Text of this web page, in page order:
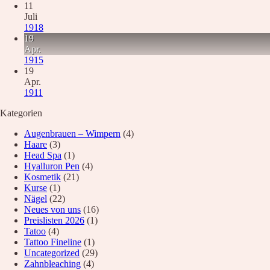
News
Wunschliste
11
Juli
1918
19
Apr.
1915
19
Apr.
1911
Kategorien
Augenbrauen – Wimpern (4)
Haare (3)
Head Spa (1)
Hyalluron Pen (4)
Kosmetik (21)
Kurse (1)
Nägel (22)
Neues von uns (16)
Preislisten 2026 (1)
Tatoo (4)
Tattoo Fineline (1)
Uncategorized (29)
Zahnbleaching (4)